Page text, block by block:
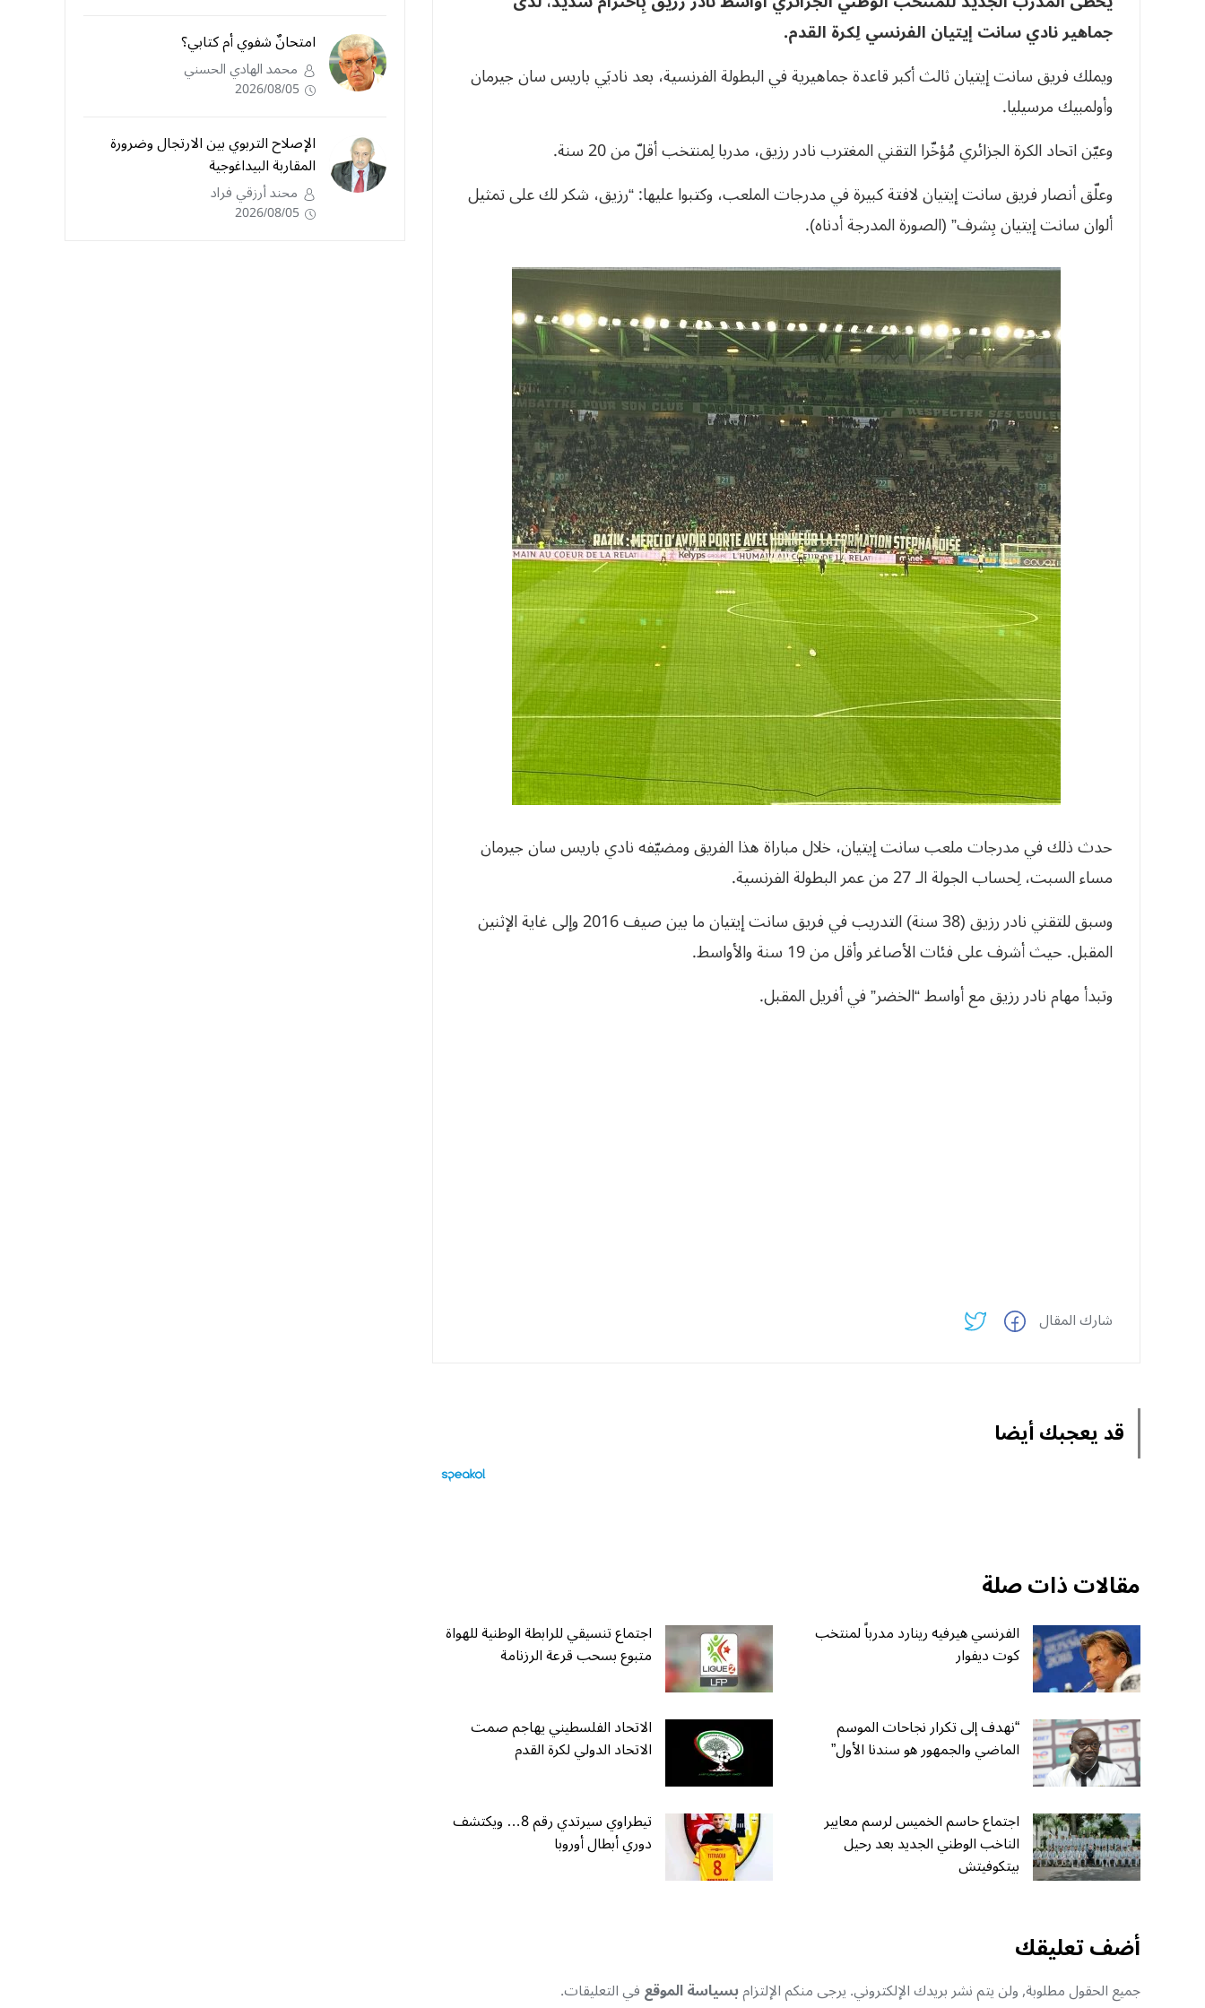
جماهير نادي سانت إيتيان الفرنسي لِكرة القدم.
ويملك فريق سانت إيتيان ثالث أكبر قاعدة جماهيرية في البطولة الفرنسية، بعد ناديَي باريس سان جيرمان
وأولمبيك مرسيليا.
وعيّن اتحاد الكرة الجزائري مُؤخّرا التقني المغترب نادر رزيق، مدربا لِمنتخب أقلّ من 20 سنة.
وعلّق أنصار فريق سانت إيتيان لافتة كبيرة في مدرجات الملعب، وكتبوا عليها: “رزيق، شكر لك على تمثيل
ألوان سانت إيتيان بِشرف” (الصورة المدرجة أدناه).
حدث ذلك في مدرجات ملعب سانت إيتيان، خلال مباراة هذا الفريق ومضيّفه نادي باريس سان جيرمان
مساء السبت، لِحساب الجولة الـ 27 من عمر البطولة الفرنسية.
وسبق للتقني نادر رزيق (38 سنة) التدريب في فريق سانت إيتيان ما بين صيف 2016 وإلى غاية الإثنين
المقبل. حيث أشرف على فئات الأصاغر وأقل من 19 سنة والأواسط.
وتبدأ مهام نادر رزيق مع أواسط “الخضر” في أفريل المقبل.
شارك المقال
قد يعجبك أيضا
مقالات ذات صلة
الفرنسي هيرفيه رينارد مدرباً لمنتخب
كوت ديفوار
اجتماع تنسيقي للرابطة الوطنية للهواة
متبوع بسحب قرعة الرزنامة
“نهدف إلى تكرار نجاحات الموسم
الماضي والجمهور هو سندنا الأول”
الاتحاد الفلسطيني يهاجم صمت
الاتحاد الدولي لكرة القدم
اجتماع حاسم الخميس لرسم معايير
الناخب الوطني الجديد بعد رحيل
بيتكوفيتش
تيطراوي سيرتدي رقم 8… ويكتشف
دوري أبطال أوروبا
أضف تعليقك
جميع الحقول مطلوبة, ولن يتم نشر بريدك الإلكتروني. يرجى منكم الإلتزامبسياسة الموقعفي التعليقات.
امتحانٌ شفوي أم كتابي؟
محمد الهادي الحسني
2026/08/05
الإصلاح التربوي بين الارتجال وضرورة
المقاربة البيداغوجية
محند أرزقي فراد
2026/08/05